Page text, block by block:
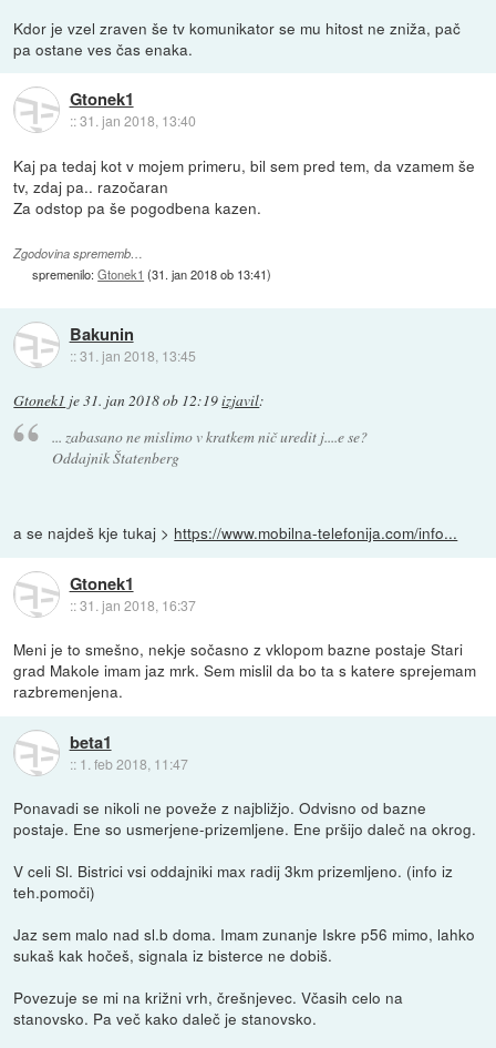
Kdor je vzel zraven še tv komunikator se mu hitost ne zniža, pač
pa ostane ves čas enaka.
Gtonek1
::31. jan 2018, 13:40
Kaj pa tedaj kot v mojem primeru, bil sem pred tem, da vzamem še
tv, zdaj pa.. razočaran
Za odstop pa še pogodbena kazen.
Zgodovina sprememb…
spremenilo:Gtonek1 (31. jan 2018 ob 13:41)
Bakunin
::31. jan 2018, 13:45
Gtonek1 je31. jan 2018 ob 12:19izjavil:
... zabasano ne mislimo v kratkem nič uredit j....e se?
Oddajnik Štatenberg
a se najdeš kje tukaj > https://www.mobilna-telefonija.com/info...
Gtonek1
::31. jan 2018, 16:37
Meni je to smešno, nekje sočasno z vklopom bazne postaje Stari
grad Makole imam jaz mrk. Sem mislil da bo ta s katere sprejemam
razbremenjena.
beta1
:: 1. feb 2018, 11:47
Ponavadi se nikoli ne poveže z najbližjo. Odvisno od bazne
postaje. Ene so usmerjene-prizemljene. Ene pršijo daleč na okrog.
V celi Sl. Bistrici vsi oddajniki max radij 3km prizemljeno. (info iz
teh.pomoči)
Jaz sem malo nad sl.b doma. Imam zunanje Iskre p56 mimo, lahko
sukaš kak hočeš, signala iz bisterce ne dobiš.
Povezuje se mi na križni vrh, črešnjevec. Včasih celo na
stanovsko. Pa več kako daleč je stanovsko.